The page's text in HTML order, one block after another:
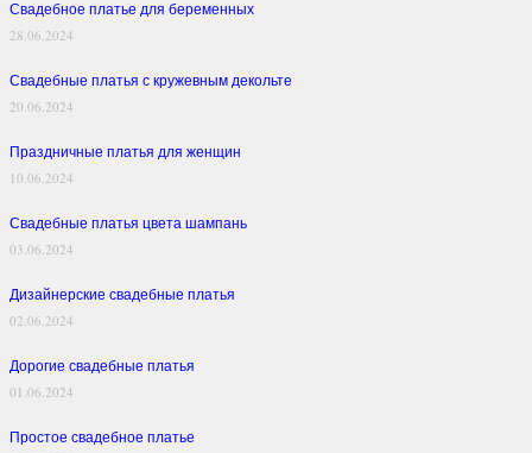
Свадебное платье для беременных
28.06.2024
Свадебные платья с кружевным декольте
20.06.2024
Праздничные платья для женщин
10.06.2024
Свадебные платья цвета шампань
03.06.2024
Дизайнерские свадебные платья
02.06.2024
Дорогие свадебные платья
01.06.2024
Простое свадебное платье